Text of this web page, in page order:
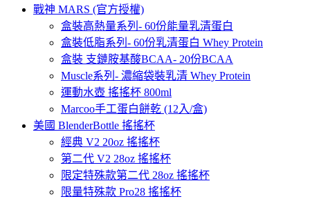
戰神 MARS (官方授權)
盒裝高熱量系列- 60份能量乳清蛋白
盒裝低脂系列- 60份乳清蛋白 Whey Protein
盒裝 支鏈胺基酸BCAA- 20份BCAA
Muscle系列- 濃縮袋裝乳清 Whey Protein
運動水壺 搖搖杯 800ml
Marcoo手工蛋白餅乾 (12入/盒)
美國 BlenderBottle 搖搖杯
經典 V2 20oz 搖搖杯
第二代 V2 28oz 搖搖杯
限定特殊款第二代 28oz 搖搖杯
限量特殊款 Pro28 搖搖杯